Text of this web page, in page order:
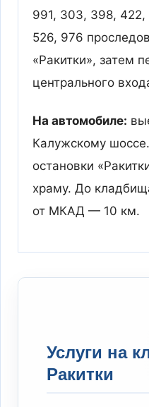
991, 303, 398,
526, 976
«Ракитки», затем
центрального
На автомобиле:
Калужскому
остановки
храму. До
от МКАД — 10 км.
Услуги на
Ракитки